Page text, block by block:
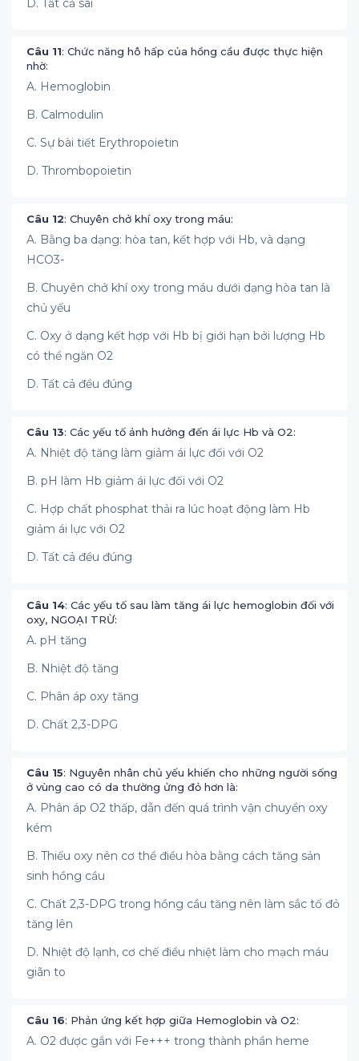
D. Tất cả sai
Câu 11: Chức năng hô hấp của hồng cầu được thực hiện
nhờ:
A. Hemoglobin
B. Calmodulin
C. Sự bài tiết Erythropoietin
D. Thrombopoietin
Câu 12: Chuyên chở khí oxy trong máu:
A. Bằng ba dạng: hòa tan, kết hợp với Hb, và dạng
HCO3-
B. Chuyên chở khí oxy trong máu dưới dạng hòa tan là
chủ yếu
C. Oxy ở dạng kết hợp với Hb bị giới hạn bởi lượng Hb
có thể ngăn O2
D. Tất cả đều đúng
Câu 13: Các yếu tố ảnh hưởng đến ái lực Hb và O2:
A. Nhiệt độ tăng làm giảm ái lực đối với O2
B. pH làm Hb giảm ái lực đối với O2
C. Hợp chất phosphat thải ra lúc hoạt động làm Hb
giảm ái lực với O2
D. Tất cả đều đúng
Câu 14: Các yếu tố sau làm tăng ái lực hemoglobin đối với
oxy, NGOẠI TRỪ:
A. pH tăng
B. Nhiệt độ tăng
C. Phân áp oxy tăng
D. Chất 2,3-DPG
Câu 15: Nguyên nhân chủ yếu khiến cho những người sống
ở vùng cao có da thường ửng đỏ hơn là:
A. Phân áp O2 thấp, dẫn đến quá trình vận chuyển oxy
kém
B. Thiếu oxy nên cơ thể điều hòa bằng cách tăng sản
sinh hồng cầu
C. Chất 2,3-DPG trong hồng cầu tăng nên làm sắc tố đỏ
tăng lên
D. Nhiệt độ lạnh, cơ chế điều nhiệt làm cho mạch máu
giãn to
Câu 16: Phản ứng kết hợp giữa Hemoglobin và O2:
A. O2 được gắn với Fe+++ trong thành phần heme